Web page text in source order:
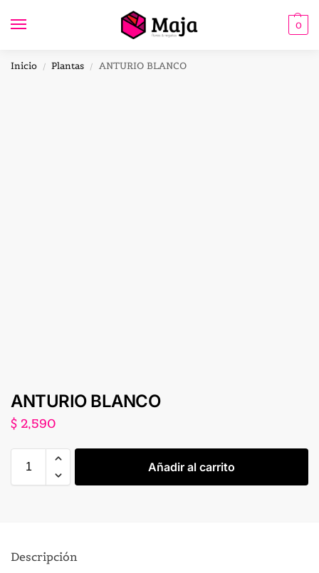
0
Inicio / Plantas / ANTURIO BLANCO
ANTURIO BLANCO
$ 2,590
Añadir al carrito
Descripción